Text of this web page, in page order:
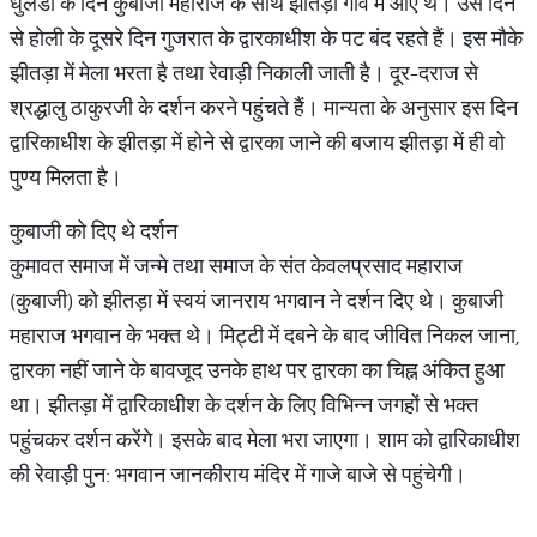
से होली के दूसरे दिन गुजरात के द्वारकाधीश के पट बंद रहते हैं। इस मौके
झीतड़ा में मेला भरता है तथा रेवाड़ी निकाली जाती है। दूर-दराज से
श्रद्धालु ठाकुरजी के दर्शन करने पहुंचते हैं। मान्यता के अनुसार इस दिन
द्वारिकाधीश के झीतड़ा में होने से द्वारका जाने की बजाय झीतड़ा में ही वो
पुण्य मिलता है।
कुबाजी को दिए थे दर्शन
कुमावत समाज में जन्मे तथा समाज के संत केवलप्रसाद महाराज
(कुबाजी) को झीतड़ा में स्वयं जानराय भगवान ने दर्शन दिए थे। कुबाजी
महाराज भगवान के भक्त थे। मिट्टी में दबने के बाद जीवित निकल जाना,
द्वारका नहीं जाने के बावजूद उनके हाथ पर द्वारका का चिह्न अंकित हुआ
था। झीतड़ा में द्वारिकाधीश के दर्शन के लिए विभिन्न जगहों से भक्त
पहुंचकर दर्शन करेंगे। इसके बाद मेला भरा जाएगा। शाम को द्वारिकाधीश
की रेवाड़ी पुन: भगवान जानकीराय मंदिर में गाजे बाजे से पहुंचेगी।